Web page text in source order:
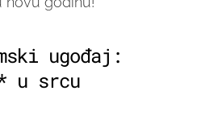
ugođaj:
u srcu